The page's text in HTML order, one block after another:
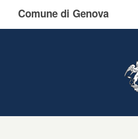
Comune di Genova